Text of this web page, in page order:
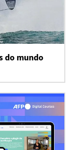
do mundo